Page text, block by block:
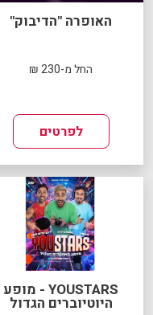
האופרה "הדיבוק"
החל מ-230 ₪
לפרטים
YOUSTARS - מופע
היוטיוברים הגדול